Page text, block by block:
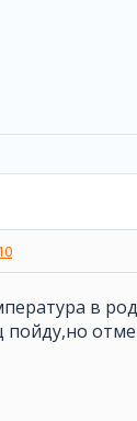
в
пойду,но